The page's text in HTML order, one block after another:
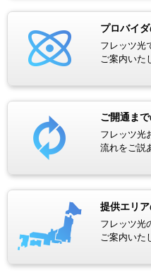
プロバイ
フレッツ光
ご案内いた
ご開通ま
フレッツ光
流れをご説
提供エリ
フレッツ光
ご案内いた